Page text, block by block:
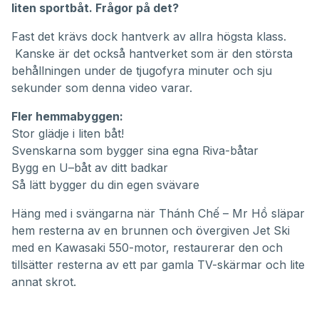
liten sportbåt. Frågor på det?
Fast det krävs dock hantverk av allra högsta klass.
Kanske är det också hantverket som är den största
behållningen under de tjugofyra minuter och sju
sekunder som denna video varar.
Fler hemmabyggen:
Stor glädje i liten båt!
Svenskarna som bygger sina egna Riva-båtar
Bygg en U–båt av ditt badkar
Så lätt bygger du din egen svävare
Häng med i svängarna när Thánh Chế – Mr Hồ släpar
hem resterna av en brunnen och övergiven Jet Ski
med en Kawasaki 550-motor, restaurerar den och
tillsätter resterna av ett par gamla TV-skärmar och lite
annat skrot.